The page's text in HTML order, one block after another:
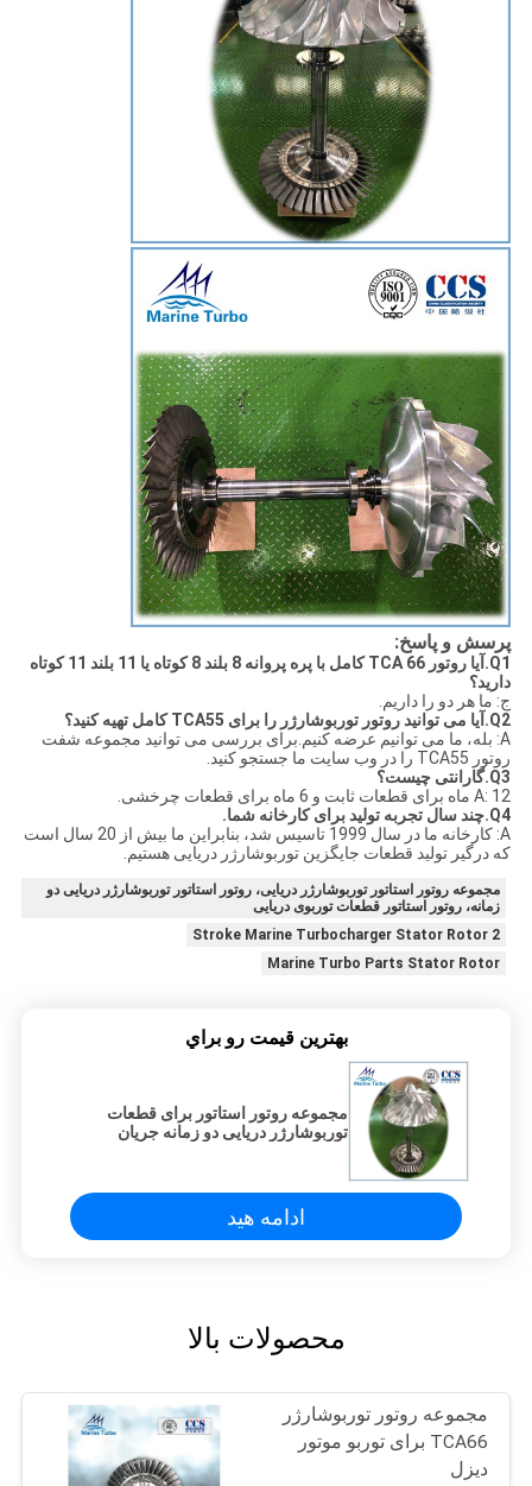
پرسش و پاسخ:
Q1.آیا روتور TCA 66 کامل با پره پروانه 8 بلند 8 کوتاه یا 11 بلند 11 کوتاه
دارید؟
ج: ما هر دو را داریم.
Q2.آیا می توانید روتور توربوشارژر را برای TCA55 کامل تهیه کنید؟
A: بله، ما می توانیم عرضه کنیم.برای بررسی می توانید مجموعه شفت
روتور TCA55 را در وب سایت ما جستجو کنید.
Q3.گارانتی چیست؟
A: 12 ماه برای قطعات ثابت و 6 ماه برای قطعات چرخشی.
Q4.چند سال تجربه تولید برای کارخانه شما.
A: کارخانه ما در سال 1999 تاسیس شد، بنابراین ما بیش از 20 سال است
که درگیر تولید قطعات جایگزین توربوشارژر دریایی هستیم.
مجموعه روتور استاتور توربوشارژر دریایی، روتور استاتور توربوشارژر دریایی دو
زمانه، روتور استاتور قطعات توربوی دریایی
2 Stroke Marine Turbocharger Stator Rotor
Marine Turbo Parts Stator Rotor
بهترين قيمت رو براي
مجموعه روتور استاتور برای قطعات
توربوشارژر دریایی دو زمانه جریان
ادامه هید
محصولات بالا
مجموعه روتور توربوشارژر
TCA66 برای توربو موتور
دیزل